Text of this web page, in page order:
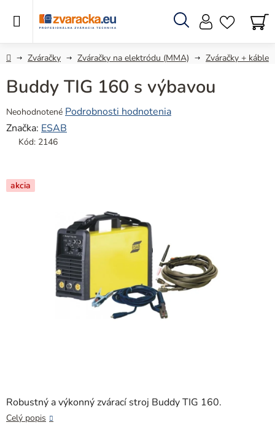
Hľadať
DomovZváračky Zváračky na elektródu (MMA) Zváračky + káble
Robustný a výkonný zvárací stroj Buddy TIG 160.
Celý popis
Buddy TIG 160 s výbavou
Priemerné
hodnotenie
produktu
z
5
Neohodnotené Podrobnosti hodnotenia
Značka: ESAB
Kód: 2146
akcia